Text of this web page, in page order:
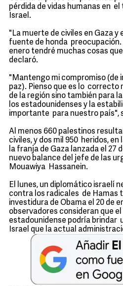
pérdida de vidas humanas en
Israel.
"La muerte de civiles en Gaza y
fuente de honda preocupación.
enero tendré muchas cosas
declaró.
"Mantengo mi compromiso (de
paz). Pienso que es lo correcto
de la región sino también para
los estadounidenses y la
importante para nuestro país",
Al menos 660 palestinos
civiles, y dos mil 950 heridos,
la franja de Gaza lanzada el 27
nuevo balance del jefe de las
Mouawiya Hassanein.
El lunes, un diplomático israelí
contra los radicales de Hamas
investidura de Obama el 20 de
observadores consideran que
estadounidense podría brindar
Israel que la actual